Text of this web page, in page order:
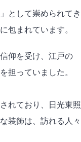
として崇められてき
包まれています。
仰を受け、江戸の
担っていました。
れており、日光東照
装飾は、訪れる人々